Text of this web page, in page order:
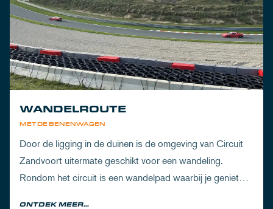
MET DE BENENWAGEN
WANDELROUTE
Door de ligging in de duinen is de omgeving van Circuit
Zandvoort uitermate geschikt voor een wandeling.
Rondom het circuit is een wandelpad waarbij je geniet
ONTDEK MEER...